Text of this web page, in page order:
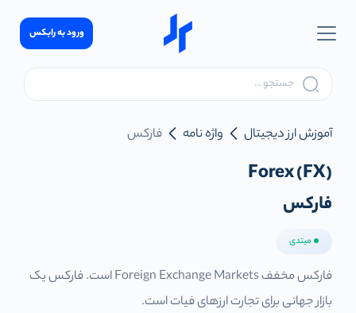
ورود به رابکس
آموزش ارز دیجیتال واژه نامه فارکس
Forex (FX)
فارکس
مبتدی
فارکس مخفف Foreign Exchange Markets است. فارکس یک
بازار جهانی برای تجارت ارزهای فیات است.